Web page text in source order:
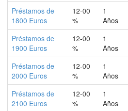
Préstamos de
1800 Euros
12-00
%
1
Años
Préstamos de
1900 Euros
12-00
%
1
Años
Préstamos de
2000 Euros
12-00
%
1
Años
Préstamos de
2100 Euros
12-00
%
1
Años